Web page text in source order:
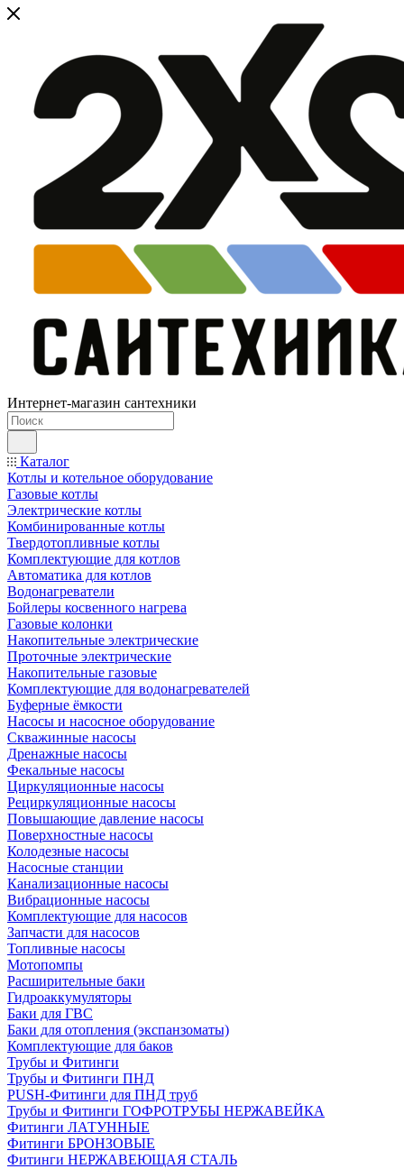
Интернет-магазин сантехники
Каталог
Котлы и котельное оборудование
Газовые котлы
Электрические котлы
Комбинированные котлы
Твердотопливные котлы
Комплектующие для котлов
Автоматика для котлов
Водонагреватели
Бойлеры косвенного нагрева
Газовые колонки
Накопительные электрические
Проточные электрические
Накопительные газовые
Комплектующие для водонагревателей
Буферные ёмкости
Насосы и насосное оборудование
Скважинные насосы
Дренажные насосы
Фекальные насосы
Циркуляционные насосы
Рециркуляционные насосы
Повышающие давление насосы
Поверхностные насосы
Колодезные насосы
Насосные станции
Канализационные насосы
Вибрационные насосы
Комплектующие для насосов
Запчасти для насосов
Топливные насосы
Мотопомпы
Расширительные баки
Гидроаккумуляторы
Баки для ГВС
Баки для отопления (экспанзоматы)
Комплектующие для баков
Трубы и Фитинги
Трубы и Фитинги ПНД
PUSH-Фитинги для ПНД труб
Трубы и Фитинги ГОФРОТРУБЫ НЕРЖАВЕЙКА
Фитинги ЛАТУННЫЕ
Фитинги БРОНЗОВЫЕ
Фитинги НЕРЖАВЕЮЩАЯ СТАЛЬ